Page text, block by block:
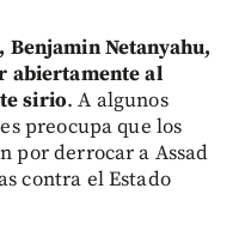
Netanyahu,
abiertamente al
sirio. A algunos
preocupa que los
por derrocar a Assad
contra el Estado